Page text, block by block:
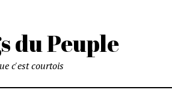
du Peuple
c'est courtois